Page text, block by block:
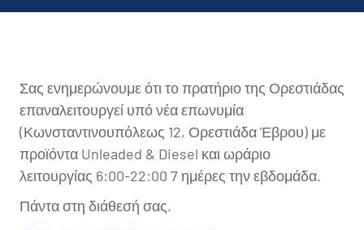
Σας ενημερώνουμε ότι το πρατήριο της Ορεστιάδας
επαναλειτουργεί υπό νέα επωνυμία
(Κωνσταντινουπόλεως 12, Ορεστιάδα Έβρου) με
προϊόντα Unleaded & Diesel και ωράριο
λειτουργίας 6:00-22:00 7 ημέρες την εβδομάδα.
Πάντα στη διάθεσή σας.